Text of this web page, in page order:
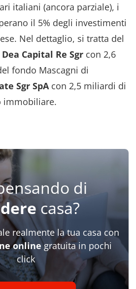
italiani (ancora parziale), i
il 5% degli investimenti
Nel dettaglio, si tratta del
Dea Capital Re Sgr con 2,6
fondo Mascagni di
Sgr SpA con 2,5 miliardi di
immobiliare.
di
casa?
realmente la tua casa con
onlinegratuita in pochi
click